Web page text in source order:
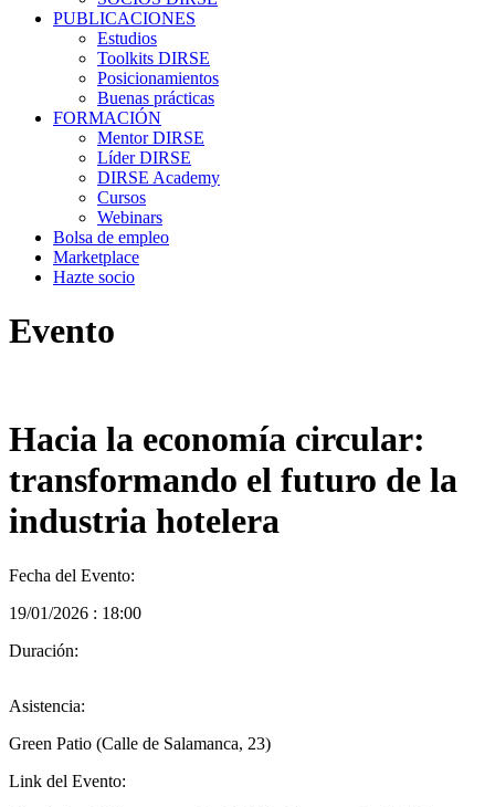
PUBLICACIONES
Estudios
Toolkits DIRSE
Posicionamientos
Buenas prácticas
FORMACIÓN
Mentor DIRSE
Líder DIRSE
DIRSE Academy
Cursos
Webinars
Bolsa de empleo
Marketplace
Hazte socio
Evento
Hacia la economía circular:
transformando el futuro de la
industria hotelera
Fecha del Evento:
19/01/2026 : 18:00
Duración:
Asistencia:
Green Patio (Calle de Salamanca, 23)
Link del Evento: